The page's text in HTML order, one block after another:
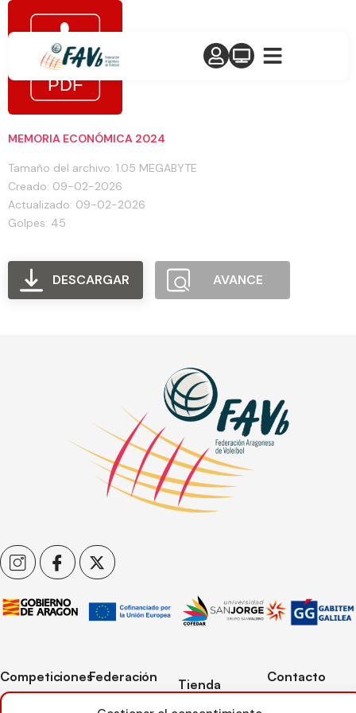
MEMORIA ECONÓMICA 2024
Tamaño del archivo: 1.05 MEGABYTE
Creado: 09-02-2026
Actualizado: 09-02-2026
Golpes: 45
DESCARGAR AVANCE
Competiciones
Competiciones
Federación
Tienda
Mi cuenta
Contacto